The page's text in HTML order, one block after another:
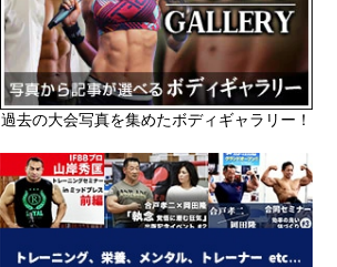
過去の大会写真を集めたボディギャラリー！